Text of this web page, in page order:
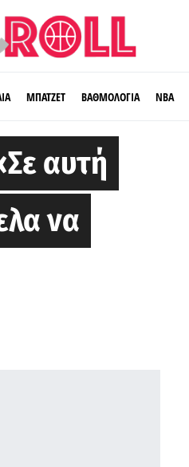
ΜΠΑΤΖΕΤ ΒΑΘΜΟΛΟΓΙΑ ΝΒΑ
αυτή
να